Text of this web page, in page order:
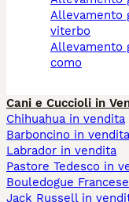
allevamento gatti
viterbo
allevamento gatti
como
Cani e Cuccioli in
Chihuahua in vendita
Barboncino in vendita
Labrador in vendita
Pastore Tedesco in
Bouledogue
Jack Russell in